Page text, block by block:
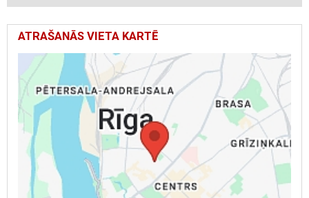
ATRAŠANĀS VIETA KARTĒ